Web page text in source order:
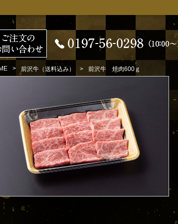
前沢牛（送料込み） 前沢牛 焼肉600ｇ